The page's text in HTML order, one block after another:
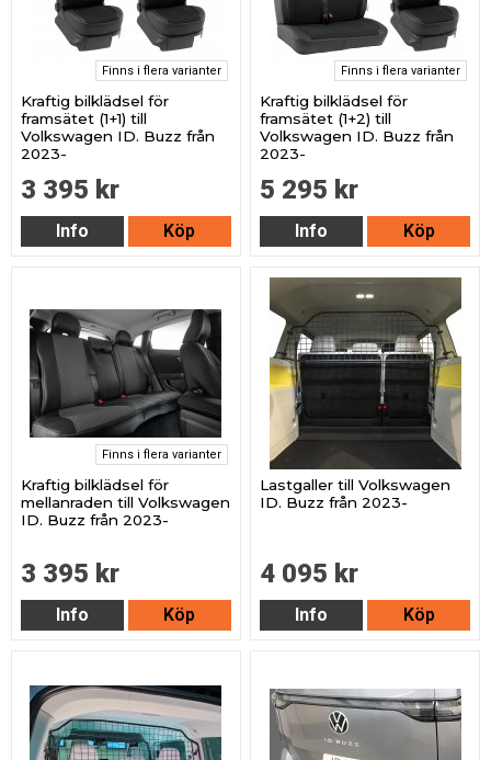
Finns i flera varianter
Kraftig bilklädsel för
framsätet (1+1) till
Volkswagen ID. Buzz från
2023-
3 395 kr
Info Köp
Finns i flera varianter
Kraftig bilklädsel för
framsätet (1+2) till
Volkswagen ID. Buzz från
2023-
5 295 kr
Info Köp
Finns i flera varianter
Kraftig bilklädsel för
mellanraden till Volkswagen
ID. Buzz från 2023-
3 395 kr
Info Köp
Lastgaller till Volkswagen
ID. Buzz från 2023-
4 095 kr
Info Köp